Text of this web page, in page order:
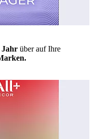
Jahr über auf Ihre